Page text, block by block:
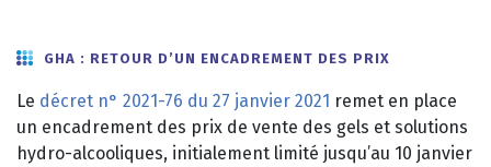
GHA : RETOUR D’UN ENCADREMENT DES PRIX
Le décret n° 2021-76 du 27 janvier 2021 remet en place
un encadrement des prix de vente des gels et solutions
hydro-alcooliques, initialement limité jusqu’au 10 janvier